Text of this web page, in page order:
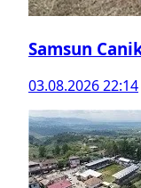
Samsun
03.08.2026 22:14